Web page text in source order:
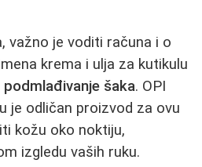
važno je voditi računa i o
krema i ulja za kutikulu
podmlađivanje šaka. OPI
je odličan proizvod za ovu
kožu oko noktiju,
izgledu vaših ruku.